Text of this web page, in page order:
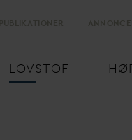
LOVSTOF